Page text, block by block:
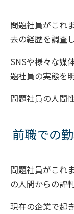
問題社員がこれ
去の経歴を調査し
SNSや様々な媒
題社員の実態を
問題社員の人間
前職での
問題社員がこれ
の人間からの評
現在の企業で起